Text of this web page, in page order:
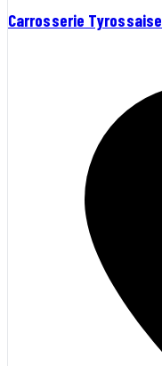
Carrosserie Tyrossaise